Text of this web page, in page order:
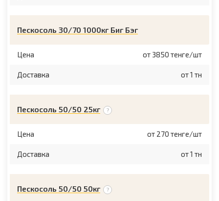
Пескосоль 30/70 1000кг Биг Бэг
Цена от 3850 тенге/шт
Доставка от 1 тн
Пескосоль 50/50 25кг
Цена от 270 тенге/шт
Доставка от 1 тн
Пескосоль 50/50 50кг